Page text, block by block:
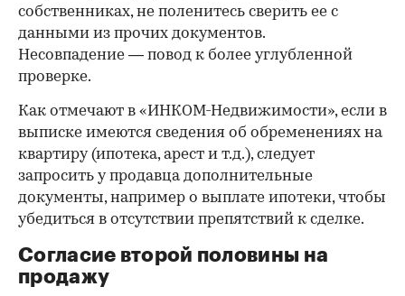
собственниках, не поленитесь сверить ее с
данными из прочих документов.
Несовпадение — повод к более углубленной
проверке.
Как отмечают в «ИНКОМ-Недвижимости», если в
выписке имеются сведения об обременениях на
квартиру (ипотека, арест и т.д.), следует
запросить у продавца дополнительные
документы, например о выплате ипотеки, чтобы
убедиться в отсутствии препятствий к сделке.
Согласие второй половины на
продажу